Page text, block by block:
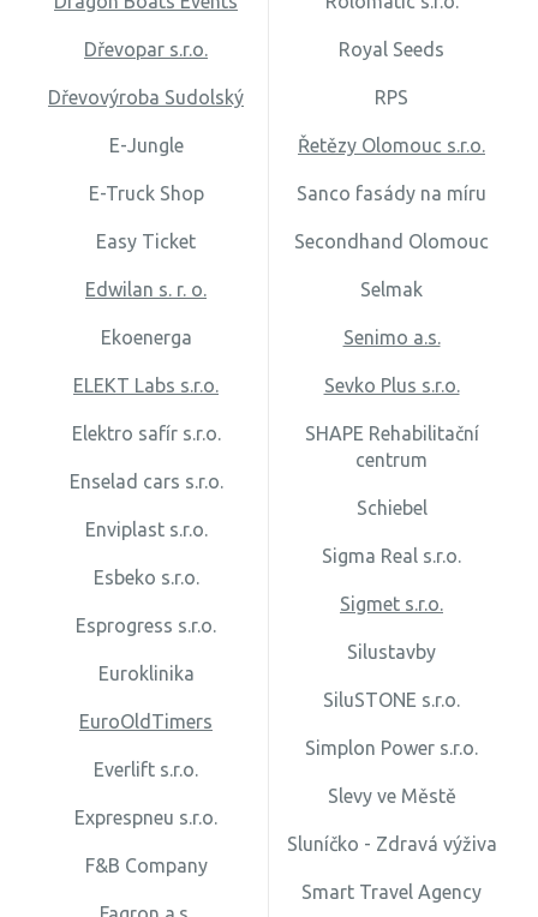
Dřevopar s.r.o.
Dřevovýroba Sudolský
E-Jungle
E-Truck Shop
Easy Ticket
Edwilan s. r. o.
Ekoenerga
ELEKT Labs s.r.o.
Elektro safír s.r.o.
Enselad cars s.r.o.
Enviplast s.r.o.
Esbeko s.r.o.
Esprogress s.r.o.
Euroklinika
EuroOldTimers
Everlift s.r.o.
Exprespneu s.r.o.
F&B Company
Royal Seeds
RPS
Řetězy Olomouc s.r.o.
Sanco fasády na míru
Secondhand Olomouc
Selmak
Senimo a.s.
Sevko Plus s.r.o.
SHAPE Rehabilitační
centrum
Schiebel
Sigma Real s.r.o.
Sigmet s.r.o.
Silustavby
SiluSTONE s.r.o.
Simplon Power s.r.o.
Slevy ve Městě
Sluníčko - Zdravá výživa
Smart Travel Agency